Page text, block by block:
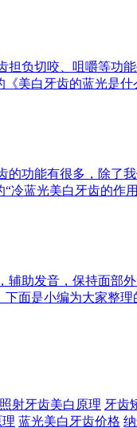
担负切咬、咀嚼等功
美白牙齿的蓝光是
的功能有很多，除了
蓝光美白牙齿的
辅助发音，保持面部
面是小编为大家整
射牙齿美白原理 牙齿
蓝光美白牙齿价格